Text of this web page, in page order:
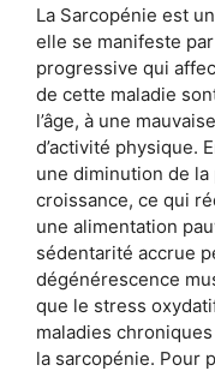
La Sarcopénie est
elle se manifeste
progressive qui
de cette maladie
l’âge, à une
d’activité physique.
une diminution de la
croissance, ce qui
une alimentation
sédentarité accrue
dégénérescence
que le stress
maladies
la sarcopénie. Pour